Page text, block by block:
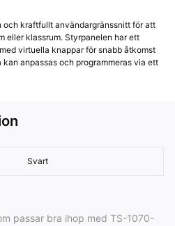
kraftfullt användargränssnitt för att
eller klassrum. Styrpanelen har ett
virtuella knappar för snabb åtkomst
anpassas och programmeras via ett
Svart
passar bra ihop med TS-1070-